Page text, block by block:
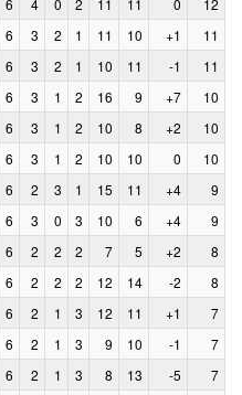
6 4 0 2 11 11 0
12
6 3 2 1 11 10 +1
11
6 3 2 1 10 11 -1
11
6 3 1 2 16 9 +7
10
6 3 1 2 10 8 +2
10
6 3 1 2 10 10 0
10
6 2 3 1 15 11 +4
9
6 3 0 3 10 6 +4
9
6 2 2 2 7 5 +2
8
6 2 2 2 12 14 -2
8
6 2 1 3 12 11 +1
7
6 2 1 3 9 10 -1
7
6 2 1 3 8 13 -5
7